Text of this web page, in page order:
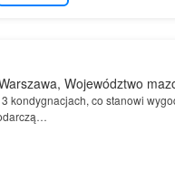
Województwo
kondygnacjach, co stanowi